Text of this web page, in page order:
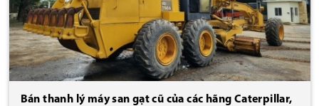
Bán thanh lý máy san gạt cũ của các hãng Caterpillar,